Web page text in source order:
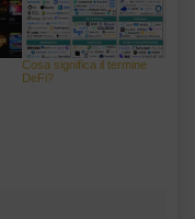
Cosa significa il termine
DeFi?